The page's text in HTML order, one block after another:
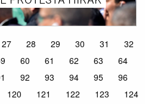
27 28 29 30 31
32
60 61 62 63
64
92 93 94 95
96
120 121 122 123
124